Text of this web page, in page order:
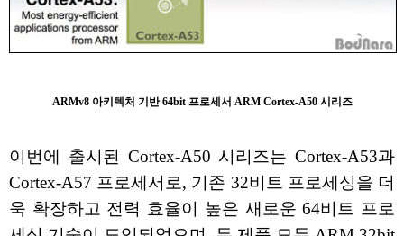
ARMv8 아키텍처 기반 64bit 프로세서 ARM Cortex-A50 시리즈
이번에 출시된 Cortex-A50 시리즈는 Cortex-A53과
Cortex-A57 프로세서로, 기존 32비트 프로세싱을 더
욱 확장하고 전력 효율이 높은 새로운 64비트 프로